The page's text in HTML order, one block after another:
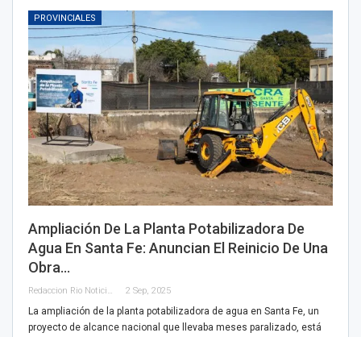
PROVINCIALES
Ampliación De La Planta Potabilizadora De
Agua En Santa Fe: Anuncian El Reinicio De Una
Obra…
Redaccion Rio Noticias 2 Sep, 2025
La ampliación de la planta potabilizadora de agua en Santa Fe, un
proyecto de alcance nacional que llevaba meses paralizado, está